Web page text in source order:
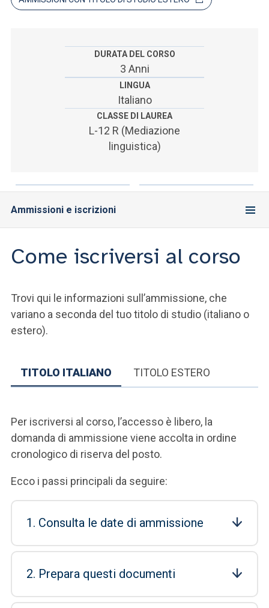
ACCEDI A CLOUDMAILDURATA DEL CORSO
3 Anni
LINGUA
Italiano
CLASSE DI LAUREA
L-12 R (Mediazione
linguistica)
Ammissioni e iscrizioni
Come iscriversi al corso
Trovi qui le informazioni sull’ammissione, che
variano a seconda del tuo titolo di studio (italiano o
estero).
TITOLO ITALIANO TITOLO ESTERO
Per iscriversi al corso, l’accesso è libero, la
domanda di ammissione viene accolta in ordine
cronologico di riserva del posto.
Ecco i passi principali da seguire:
1. Consulta le date di ammissione
2. Prepara questi documenti